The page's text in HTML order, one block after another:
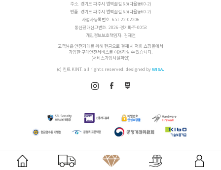
주소. 경기도 파주시 범벅골길 65(다율동60-2)
반품. 경기도 파주시 범벅골길 65(다율동60-2)
사업자등록번호. 651-22-02206
통신판매신고번호. 2026-경기파주-0053
개인정보보호책임자. 김재연
고객님은 안전거래를 위해 현금으로 결제 시 저희 쇼핑몰에서
가입한 구매안전서비스를 이용하실 수 있습니다.
(서비스가입사실확인)
(c) 킨트 KINT. all rights reserved. designed byWISA.